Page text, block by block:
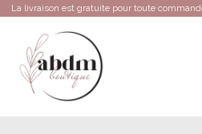
La livraison est gratuite pour toute